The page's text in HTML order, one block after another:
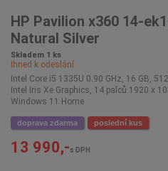
HP Pavilion x360 14-
Natural Silver
Skladem 1 ks
Ihned k odeslání
Intel Core i5 1335U 0.90 GHz, 16 GB, 512
Intel Iris Xe Graphics, 14 palců 1920 x
Windows 11 Home
doprava zdarma poslední kus
13 990,-s DPH